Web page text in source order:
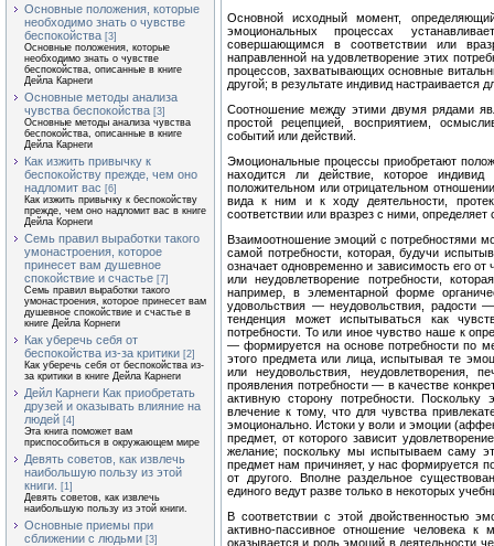
Основные положения, которые
необходимо знать о чувстве
беспокойства [3]
Основные положения, которые
необходимо знать о чувстве
беспокойства, описанные в книге
Дейла Карнеги
Основные методы анализа
чувства беспокойства [3]
Основные методы анализа чувства
беспокойства, описанные в книге
Дейла Карнеги
Как изжить привычку к
беспокойству прежде, чем оно
надломит вас [6]
Как изжить привычку к беспокойству
прежде, чем оно надломит вас в книге
Дейла Корнеги
Семь правил выработки такого
умонастроения, которое
принесет вам душевное
спокойствие и счастье [7]
Семь правил выработки такого
умонастроения, которое принесет вам
душевное спокойствие и счастье в
книге Дейла Корнеги
Как уберечь себя от
беспокойства из-за критики [2]
Как уберечь себя от беспокойства из-
за критики в книге Дейла Карнеги
Дейл Карнеги Как приобретать
друзей и оказывать влияние на
людей [4]
Эта книга поможет вам
приспособиться в окружающем мире
Девять советов, как извлечь
наибольшую пользу из этой
книги.
[1]
Девять советов, как извлечь
наибольшую пользу из этой книги.
Основные приемы при
сближении с людьми [3]
Основной исходный момент,
эмоциональных процессах
совершающимся в соответствии или
направленной на удовлетворе­ние этих
процессов, захватывающих основные
другой; в результате индивид настраивается
Соотношение между этими двумя рядами
простой рецепцией, восприятием,
событий или действий.
Эмоциональные процессы приобретают
находится ли действие, которое
положительном или отрица­тельном
вида к ним и к ходу деятельности,
соответствии или вразрез с ними, определяет
Взаимоотношение эмоций с потребностями
самой потребности, которая, будучи
означает одновремен­но и зависимость его
или неудовлетворение потребности,
например, в элементарной форме
удовольствия — неудо­вольствия, радости
тенденция может испытываться как
потребности. То или иное чувство наше к
— формируется на основе по­требности по
этого предмета или лица, испытывая те
или неудовольствия, неудовлетворения,
проявления потребности — в каче­стве
актив­ную сторону потребности.
влечение к тому, что для чувства
эмоционально. Истоки у воли и эмо­ции
пред­мет, от которого зависит
желание; поскольку мы испытываем саму
предмет нам причиняет, у нас фор­мируется
от другого. Вполне раздельное
единого ведут разве только в некоторых
В соответствии с этой двойственностью
активно-пассивное отношение человека к
оказывается и роль эмоций в деятельности